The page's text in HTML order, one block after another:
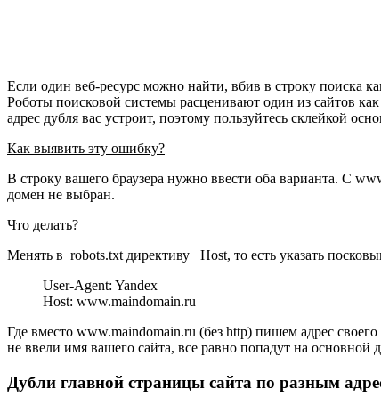
Если один веб-ресурс можно найти, вбив в строку поиска
Роботы поисковой системы расценивают один из сайтов
адрес дубля вас устроит, поэтому пользуйтесь склейкой
Как выявить эту ошибку?
В строку вашего браузера нужно ввести оба варианта. С
домен не выбран.
Что делать?
Менять в robots.txt директиву Host, то есть указать
User-Agent: Yandex
Host: www.maindomain.ru
Где вместо www.maindomain.ru (без http) пишем адрес
не ввели имя вашего сайта, все равно попадут на основной
Дубли главной страницы сайта по разным